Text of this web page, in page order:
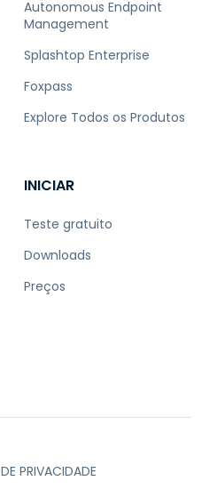
Autonomous Endpoint
Management
Splashtop Enterprise
Foxpass
Explore Todos os Produtos
INICIAR
Teste gratuito
Downloads
Preços
PRIVACIDADE